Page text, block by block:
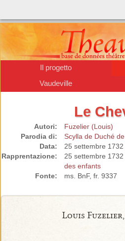
Il progetto
Vaudeville
Le
Autori:
Fuzelier (Louis)
Parodia di:
Scylla de Duché
Data:
25 settembre 1732
Rapprentazione:
25 settembre 1732
des enfants
Fonte:
ms. BnF, fr. 9337
Louis